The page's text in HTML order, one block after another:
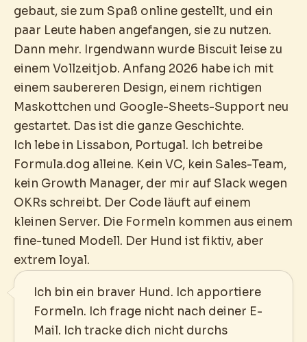
gebaut, sie zum Spaß online gestellt, und ein
paar Leute haben angefangen, sie zu nutzen.
Dann mehr. Irgendwann wurde Biscuit leise zu
einem Vollzeitjob. Anfang 2026 habe ich mit
einem saubereren Design, einem richtigen
Maskottchen und Google-Sheets-Support neu
gestartet. Das ist die ganze Geschichte.
Ich lebe in Lissabon, Portugal. Ich betreibe
Formula.dog alleine. Kein VC, kein Sales-Team,
kein Growth Manager, der mir auf Slack wegen
OKRs schreibt. Der Code läuft auf einem
kleinen Server. Die Formeln kommen aus einem
fine-tuned Modell. Der Hund ist fiktiv, aber
extrem loyal.
Ich bin ein braver Hund. Ich apportiere
Formeln. Ich frage nicht nach deiner E-
Mail. Ich tracke dich nicht durchs